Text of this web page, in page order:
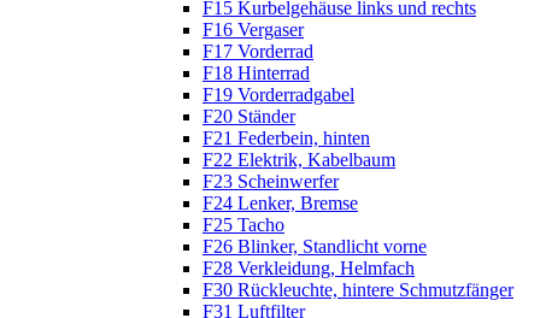
F15 Kurbelgehäuse links und rechts
F16 Vergaser
F17 Vorderrad
F18 Hinterrad
F19 Vorderradgabel
F20 Ständer
F21 Federbein, hinten
F22 Elektrik, Kabelbaum
F23 Scheinwerfer
F24 Lenker, Bremse
F25 Tacho
F26 Blinker, Standlicht vorne
F28 Verkleidung, Helmfach
F30 Rückleuchte, hintere Schmutzfänger
F31 Luftfilter